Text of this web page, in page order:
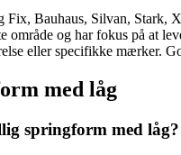
Fix, Bauhaus, Silvan,
område og har fokus på at
eller specifikke mærker.
med låg
springform med låg?